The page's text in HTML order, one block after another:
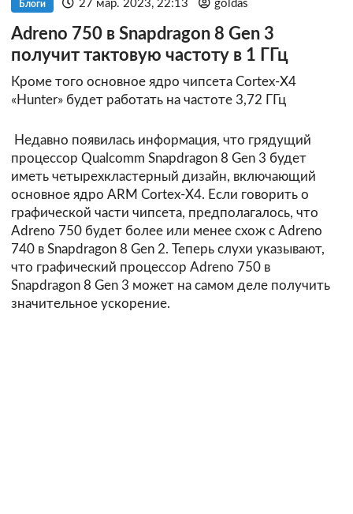
Блоги 27 мар. 2023, 22:13 goldas
Adreno 750 в Snapdragon 8 Gen 3
получит тактовую частоту в 1 ГГц
Кроме того основное ядро чипсета Cortex-X4
«Hunter» будет работать на частоте 3,72 ГГц
Недавно появилась информация, что грядущий
процессор Qualcomm Snapdragon 8 Gen 3 будет
иметь четырехкластерный дизайн, включающий
основное ядро ARM Cortex-X4. Если говорить о
графической части чипсета, предполагалось, что
Adreno 750 будет более или менее схож с Adreno
740 в Snapdragon 8 Gen 2. Теперь слухи указывают,
что графический процессор Adreno 750 в
Snapdragon 8 Gen 3 может на самом деле получить
значительное ускорение.